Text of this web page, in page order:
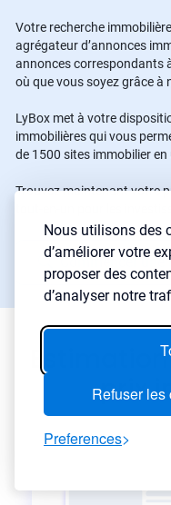
Nous utilisons des
d’améliorer votre
proposer des
d’analyser notre
Refuser
Preferences
Votre recherche
agrégateur d’annonces
annonces correspondants
où que vous soyez grâce
LyBox met à votre
immobilières qui vous
de 1500 sites immobilier
Trouvez maintenant votre
Commencer une
prix